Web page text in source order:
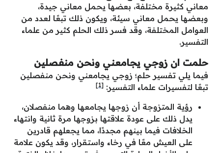
معاني كثيرة مختلفة، بعضها يحمل معاني جيدة،
وبعضها يحمل معاني سيئة، ويكون ذلك تبعًا لعدد من
العوامل المختلفة، وقد فسر ذلك الحلم كثير من علماء
التفسير.
حلمت ان زوجي يجامعني ونحن منفصلين
فيما يلي تفسير حلم؛ زوجي يجامعني ونحن منفصلين
تبعًا لتفسيرات علماء التفسير: [1]
رؤية المتزوجة أن زوجها يجامعها وهما منفصلان،
يدل ذلك على عودة علاقتها بزوجها مرة ثانية وانتهاء
الخلافات فيما بينهم مجددًا، مما يجعلهم قادرين
على العيش معًا في رخاء واستقرار، وقد يكون علامة